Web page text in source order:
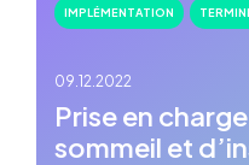
IMPLÉMENTATION
09.12.2022
Prise en
sommeil et